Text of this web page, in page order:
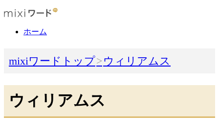
ホーム
mixiワードトップ ウィリアムス
ウィリアムス